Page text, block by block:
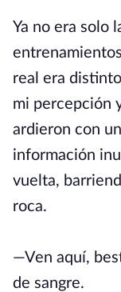
Ya no era solo
real era
mi percepción
ardieron con
información
vuelta,
roca.
—Ven aquí,
de sangre.